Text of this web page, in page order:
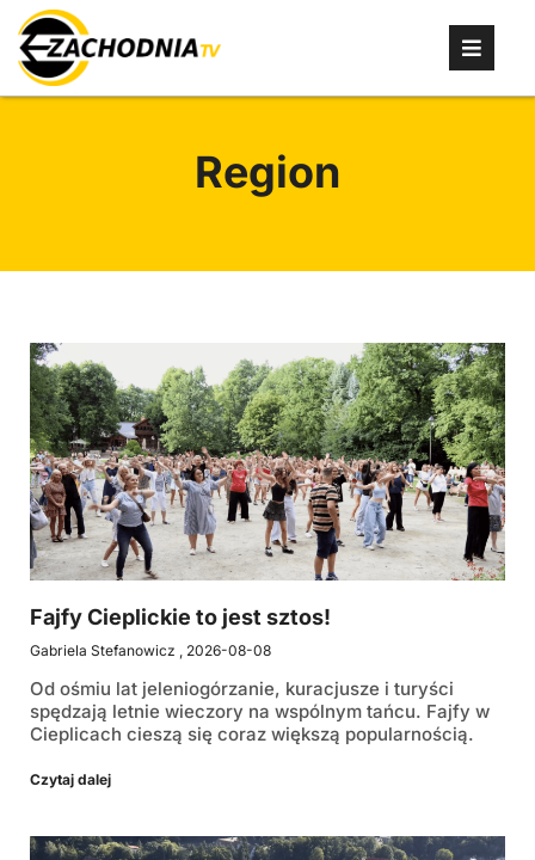
Region
Fajfy Cieplickie to jest sztos!
Gabriela Stefanowicz 2026-08-08
Od ośmiu lat jeleniogórzanie, kuracjusze i turyści
spędzają letnie wieczory na wspólnym tańcu. Fajfy w
Cieplicach cieszą się coraz większą popularnością.
Czytaj dalej